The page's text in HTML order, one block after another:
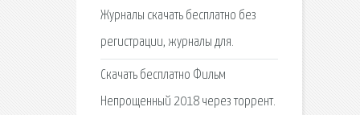
Журналы скачать бесплатно без
регистрации, журналы для.
Скачать бесплатно Фильм
Непрощенный 2018 через торрент.